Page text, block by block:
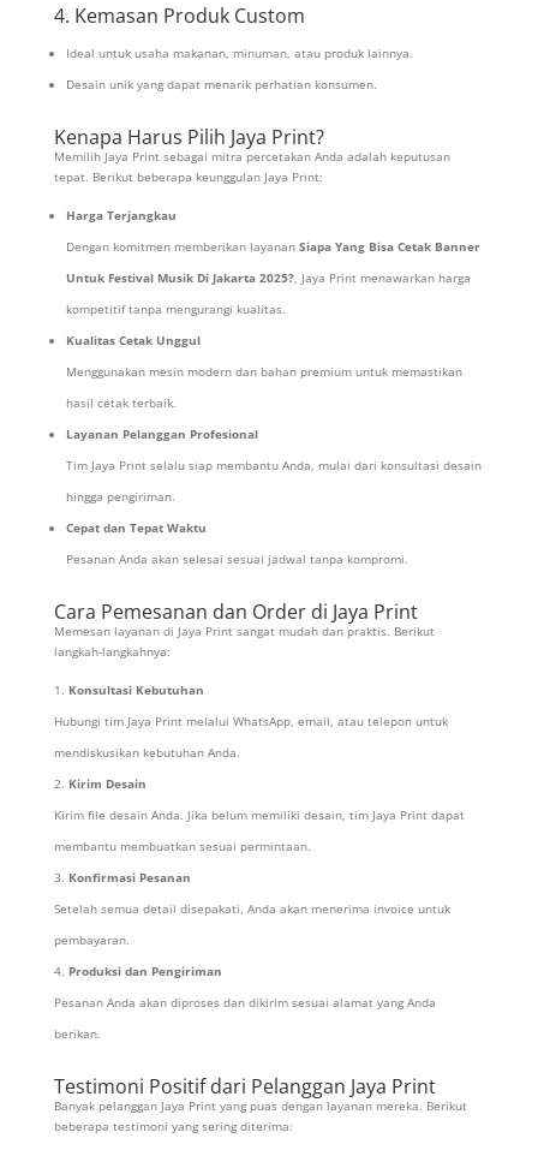
4. Kemasan Produk Custom
Ideal untuk usaha makanan, minuman, atau produk lainnya.
Desain unik yang dapat menarik perhatian konsumen.
Kenapa Harus Pilih Jaya Print?
Memilih Jaya Print sebagai mitra percetakan Anda adalah keputusan
tepat. Berikut beberapa keunggulan Jaya Print:
Harga Terjangkau
Dengan komitmen memberikan layanan Siapa Yang Bisa Cetak Banner
Untuk Festival Musik Di Jakarta 2025?, Jaya Print menawarkan harga
kompetitif tanpa mengurangi kualitas.
Kualitas Cetak Unggul
Menggunakan mesin modern dan bahan premium untuk memastikan
hasil cetak terbaik.
Layanan Pelanggan Profesional
Tim Jaya Print selalu siap membantu Anda, mulai dari konsultasi desain
hingga pengiriman.
Cepat dan Tepat Waktu
Pesanan Anda akan selesai sesuai jadwal tanpa kompromi.
Cara Pemesanan dan Order di Jaya Print
Memesan layanan di Jaya Print sangat mudah dan praktis. Berikut
langkah-langkahnya:
Konsultasi Kebutuhan
Hubungi tim Jaya Print melalui WhatsApp, email, atau telepon untuk
mendiskusikan kebutuhan Anda.
Kirim Desain
Kirim file desain Anda. Jika belum memiliki desain, tim Jaya Print dapat
membantu membuatkan sesuai permintaan.
Konfirmasi Pesanan
Setelah semua detail disepakati, Anda akan menerima invoice untuk
pembayaran.
Produksi dan Pengiriman
Pesanan Anda akan diproses dan dikirim sesuai alamat yang Anda
berikan.
Testimoni Positif dari Pelanggan Jaya Print
Banyak pelanggan Jaya Print yang puas dengan layanan mereka. Berikut
beberapa testimoni yang sering diterima: